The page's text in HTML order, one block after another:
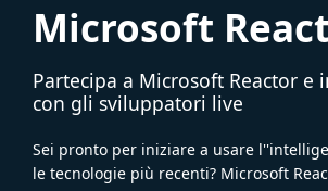
Microsoft
Partecipa a Microsoft Reactor e
con gli sviluppatori live
Sei pronto per iniziare a usare
le tecnologie più recenti? Microsoft